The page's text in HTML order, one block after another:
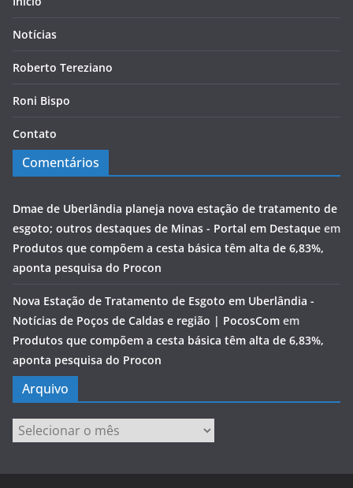
Notícias
Roberto Tereziano
Roni Bispo
Contato
Comentários
Dmae de Uberlândia planeja nova estação de tratamento de
esgoto; outros destaques de Minas - Portal em Destaque em
Produtos que compõem a cesta básica têm alta de 6,83%,
aponta pesquisa do Procon
Nova Estação de Tratamento de Esgoto em Uberlândia -
Notícias de Poços de Caldas e região | PocosCom em
Produtos que compõem a cesta básica têm alta de 6,83%,
aponta pesquisa do Procon
Arquivo
Arquivo